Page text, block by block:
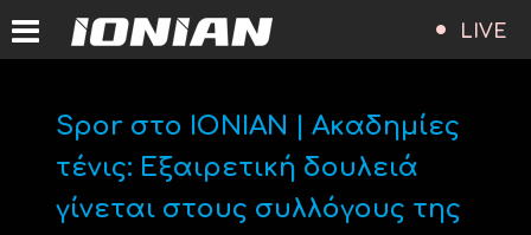
LIVE
Spor στο ΙΟΝΙΑΝ | Ακαδημίες
τένις: Εξαιρετική δουλειά
γίνεται στους συλλόγους της